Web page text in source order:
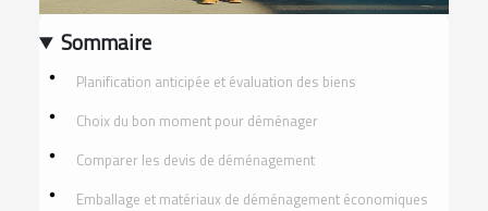
Sommaire
Planification anticipée et évaluation des biens
Choix du bon moment pour déménager
Comparer les devis de déménagement
Emballage et matériaux de déménagement économiques